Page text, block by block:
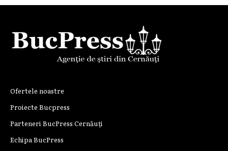
Ofertele noastre
Proiecte Bucpress
Parteneri BucPress Cernăuți
Echipa BucPress